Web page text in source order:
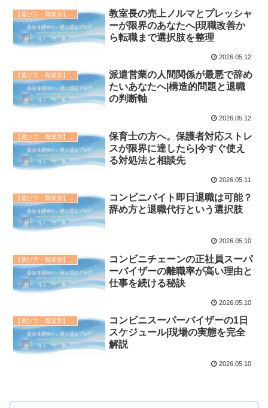
教室長の売上ノルマとプレッシャ
ーが限界のあなたへ|現職改善か
ら転職まで選択肢を整理
2026.05.12
派遣営業の人間関係が最悪で辞め
たいあなたへ|構造的問題と退職
の判断軸
2026.05.12
保育士の方へ。保護者対応ストレ
スが限界に達したら|今すぐ使え
る対処法と相談先
2026.05.11
コンビニバイト即日退職は可能？
辞め方と退職代行という選択肢
2026.05.10
コンビニチェーンの正社員スーパ
ーバイザーの離職率が高い理由と
仕事を続ける秘訣
2026.05.10
コンビニスーパーバイザーの1日
スケジュール|現場の実態を完全
解説
2026.05.10